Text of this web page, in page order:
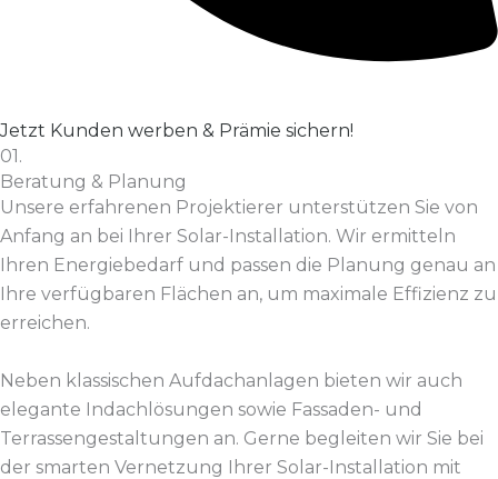
Jetzt Kunden werben & Prämie sichern!
01.
Beratung & Planung
Unsere erfahrenen Projektierer unterstützen Sie von
Anfang an bei Ihrer Solar-Installation. Wir ermitteln
Ihren Energiebedarf und passen die Planung genau an
Ihre verfügbaren Flächen an, um maximale Effizienz zu
erreichen.
Neben klassischen Aufdachanlagen bieten wir auch
elegante Indachlösungen sowie Fassaden- und
Terrassengestaltungen an. Gerne begleiten wir Sie bei
der smarten Vernetzung Ihrer Solar-Installation mit